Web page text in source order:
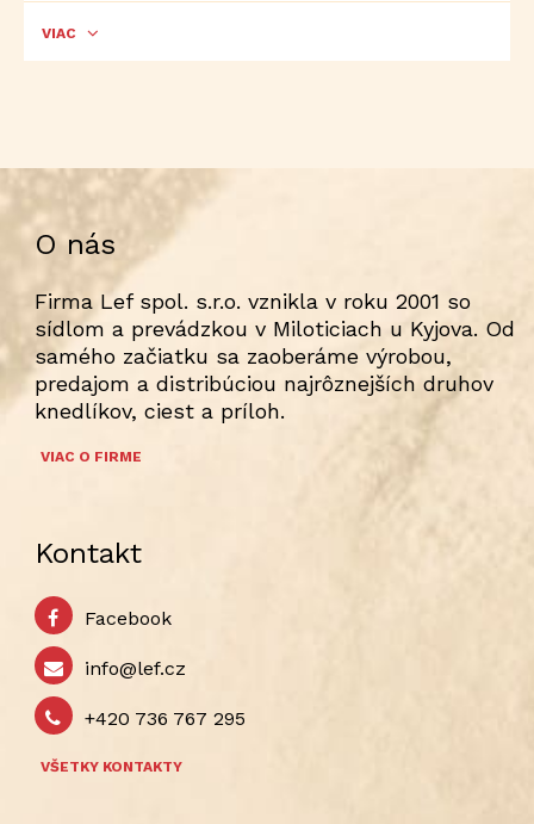
VIAC
O nás
Firma Lef spol. s.r.o. vznikla v roku 2001 so
sídlom a prevádzkou v Miloticiach u Kyjova. Od
samého začiatku sa zaoberáme výrobou,
predajom a distribúciou najrôznejších druhov
knedlíkov, ciest a príloh.
VIAC O FIRME
Kontakt
Facebook
info@lef.cz
+420 736 767 295
VŠETKY KONTAKTY